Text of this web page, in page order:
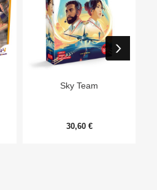
Sky Team
30,60 €